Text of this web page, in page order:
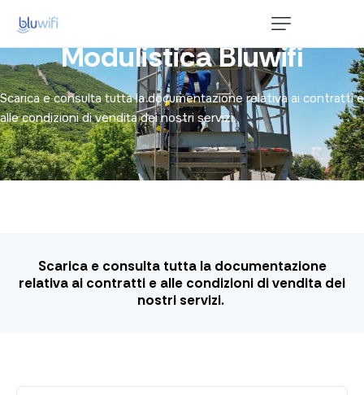
Home
Privati
P. Iva e Aziende
Enterprise e PA
Modulistica Bluwifi
Scarica e consulta tutta la documentazione relativa ai contratti e
alle condizioni di vendita dei nostri servizi.
Scarica e consulta tutta la documentazione
relativa ai contratti e alle condizioni di vendita dei
nostri servizi.